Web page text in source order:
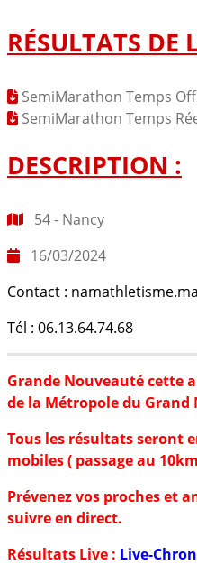
RÉSULTATS DE
SemiMarathon Temps
SemiMarathon Temps
DESCRIPTION :
54 - Nancy
16/03/2024
Contact :
Tél : 06.13.64.74.68
Grande Nouveauté cette
de la Métropole du Grand
Tous les résultats seront
mobiles ( passage au
Prévenez vos proches et
suivre en direct.
Résultats Live : Live-